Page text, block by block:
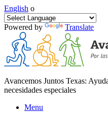
English o
Powered by Translate
Avancemos Juntos Texas:
necesidades especiales
Menu